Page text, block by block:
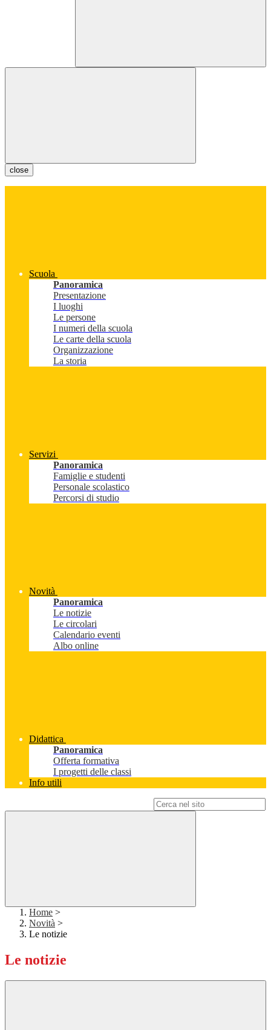
close
Scuola
Panoramica
Presentazione
I luoghi
Le persone
I numeri della scuola
Le carte della scuola
Organizzazione
La storia
Servizi
Panoramica
Famiglie e studenti
Personale scolastico
Percorsi di studio
Novità
Panoramica
Le notizie
Le circolari
Calendario eventi
Albo online
Didattica
Panoramica
Offerta formativa
I progetti delle classi
Info utili
Home >
Novità >
Le notizie
Le notizie